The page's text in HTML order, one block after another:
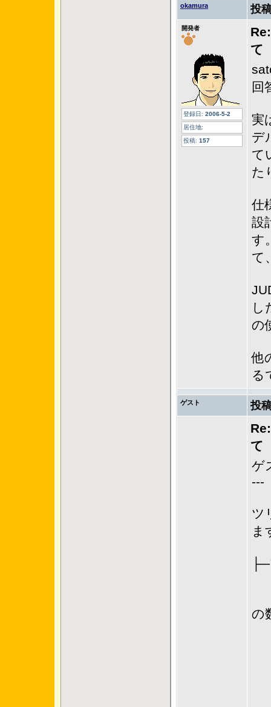
okamura 投
開発者
登録日: 2006-5-2
居住地:
投稿: 157
て
回
実
デ
て
た
仕
設
す
て
し
の
他
る
ゲスト 投
て
ゲ
---
ツ
ま
の